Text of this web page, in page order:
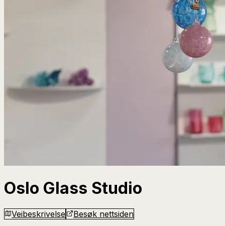
Oslo Glass Studio
Veibeskrivelse
Besøk nettsiden